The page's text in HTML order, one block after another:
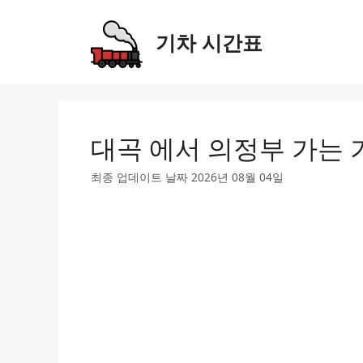
기차 시간표
대곡 에서 의정부 가는
최종 업데이트 날짜 2026년 08월 04일